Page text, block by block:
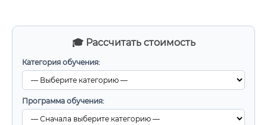
🎓 Рассчитать стоимость
Категория обучения:
Программа обучения: